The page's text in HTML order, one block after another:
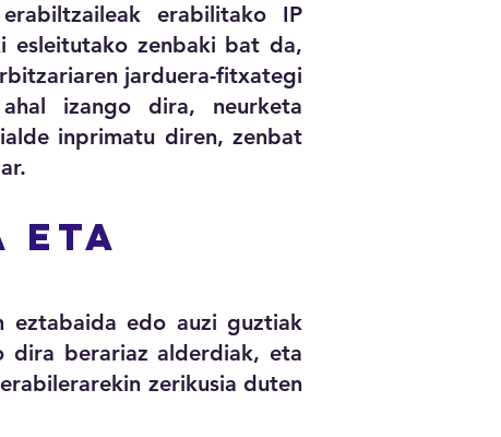
erabilitako IP
esleitutako zenbaki bat da,
jarduera-fitxategi
izango dira, neurketa
inprimatu diren, zenbat
ETA
eztabaida edo auzi guztiak
dira berariaz alderdiak, eta
zerikusia duten